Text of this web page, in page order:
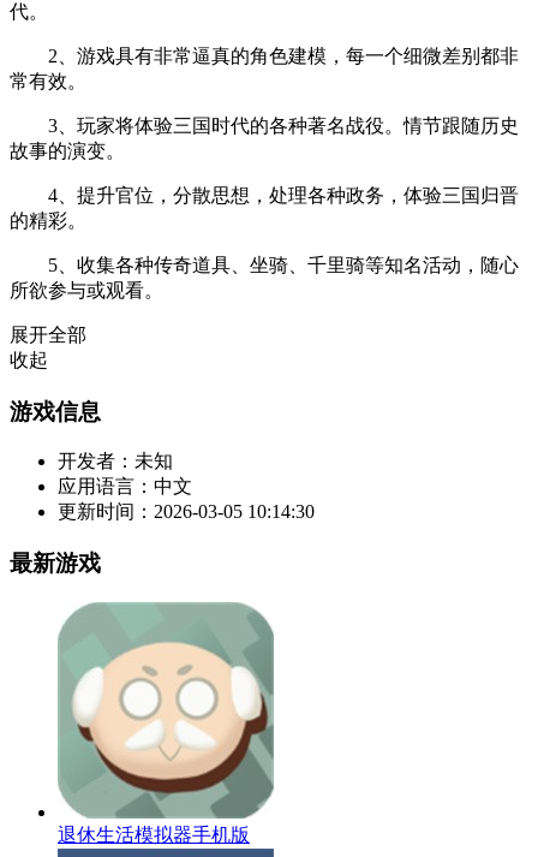
代。
2、游戏具有非常逼真的角色建模，每一个细微差别都非
常有效。
3、玩家将体验三国时代的各种著名战役。情节跟随历史
故事的演变。
4、提升官位，分散思想，处理各种政务，体验三国归晋
的精彩。
5、收集各种传奇道具、坐骑、千里骑等知名活动，随心
所欲参与或观看。
展开全部
收起
游戏信息
开发者： 未知
应用语言： 中文
更新时间： 2026-03-05 10:14:30
最新游戏
退休生活模拟器手机版